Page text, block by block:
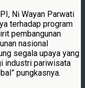
Ni Wayan Parwati
terhadap program
pembangunan
nasional
segala upaya yang
industri pariwisata
pungkasnya.